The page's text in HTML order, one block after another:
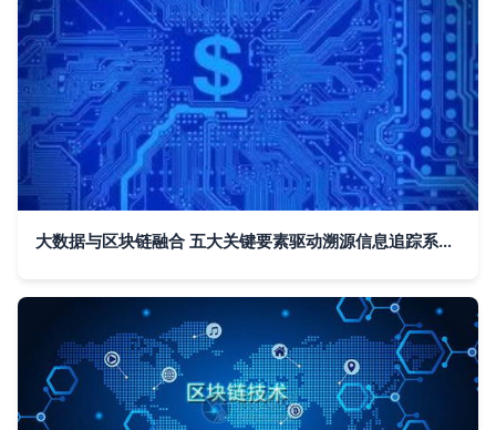
大数据与区块链融合 五大关键要素驱动溯源信息追踪系统革新